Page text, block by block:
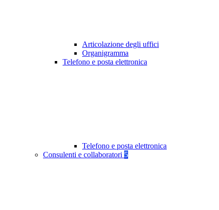
Articolazione degli uffici
Organigramma
Telefono e posta elettronica
Telefono e posta elettronica
Consulenti e collaboratori 5